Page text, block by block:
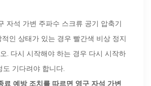
자석 가변 주파수 스크류 공기 압축기
인 상태가 있는 경우 빨간색 비상 정지
. 다시 시작해야 하는 경우 다시 시작하
기다려야 합니다.